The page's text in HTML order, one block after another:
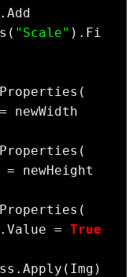
"Scale" ).Fi
newWidth
newHeight
= True